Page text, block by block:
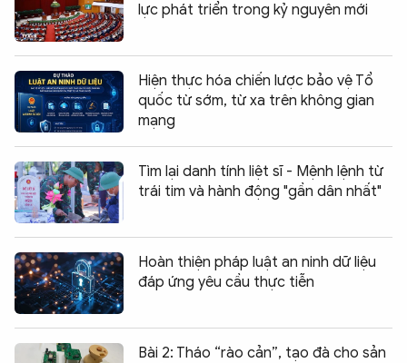
lực phát triển trong kỷ nguyên mới
Hiện thực hóa chiến lược bảo vệ Tổ
quốc từ sớm, từ xa trên không gian
mạng
Tìm lại danh tính liệt sĩ - Mệnh lệnh từ
trái tim và hành động "gần dân nhất"
Hoàn thiện pháp luật an ninh dữ liệu
đáp ứng yêu cầu thực tiễn
Bài 2: Tháo “rào cản”, tạo đà cho sản